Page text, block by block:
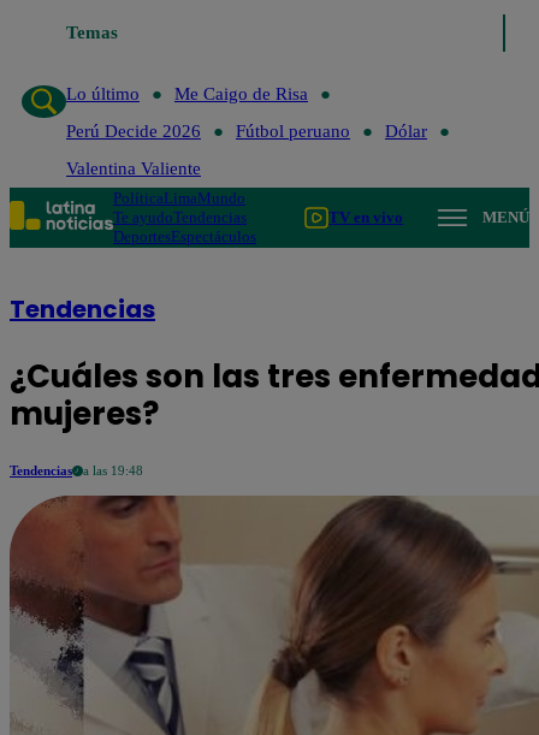
Temas
Lo último
Me Caigo de Risa
Perú Decide 2026
Fútbol peruano
Dólar
Valentina Valiente
PolíticaLimaMundo
Te ayudoTendencias
DeportesEspectáculos
TV en vivo MENÚ
Tendencias
¿Cuáles son las tres
mujeres?
Tendencias a las 19:48